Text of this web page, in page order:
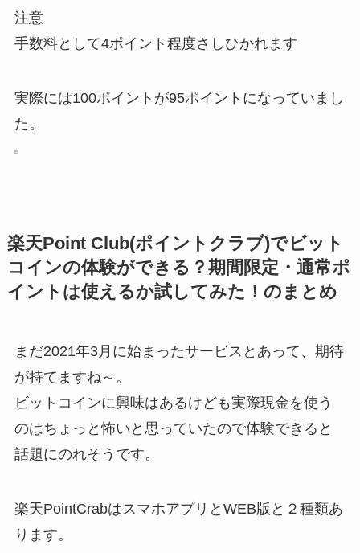
注意
手数料として4ポイント程度さしひかれます
実際には100ポイントが95ポイントになっていまし
た。
楽天Point Club(ポイントクラブ)でビット
コインの体験ができる？期間限定・通常ポ
イントは使えるか試してみた！のまとめ
まだ2021年3月に始まったサービスとあって、期待
が持てますね～。
ビットコインに興味はあるけども実際現金を使う
のはちょっと怖いと思っていたので体験できると
話題にのれそうです。
楽天PointCrabはスマホアプリとWEB版と２種類あ
ります。